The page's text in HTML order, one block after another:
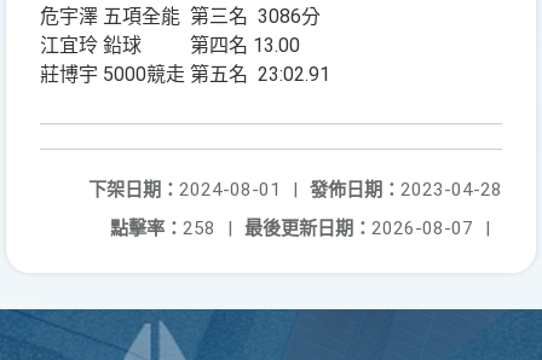
危宇澤 五項全能 第三名 3086分
江宜玲 鉛球 第四名 13.00
莊博宇 5000競走 第五名 23:02.91
發佈日期： 2023-04-28
下架日期： 2024-08-01
|
最後更新日期： 2026-08-07 |
點擊率： 258 |